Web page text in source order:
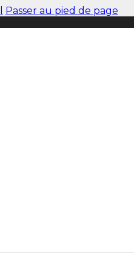
Passer au pied de page